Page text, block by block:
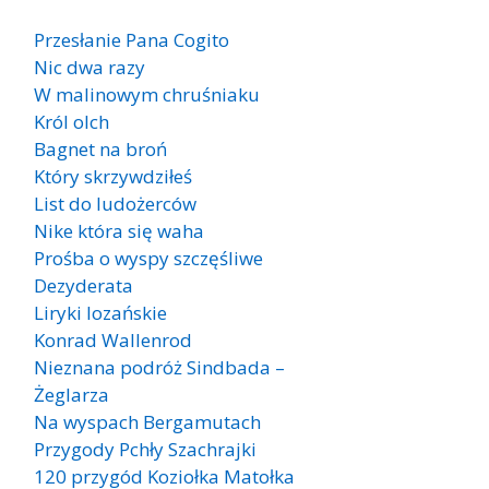
Przesłanie Pana Cogito
Nic dwa razy
W malinowym chruśniaku
Król olch
Bagnet na broń
Który skrzywdziłeś
List do ludożerców
Nike która się waha
Prośba o wyspy szczęśliwe
Dezyderata
Liryki lozańskie
Konrad Wallenrod
Nieznana podróż Sindbada –
Żeglarza
Na wyspach Bergamutach
Przygody Pchły Szachrajki
120 przygód Koziołka Matołka